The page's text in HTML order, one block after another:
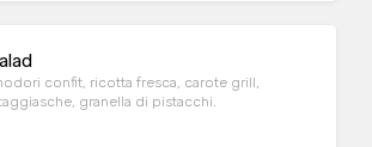
confit, ricotta fresca, carote grill,
granella di pistacchi.